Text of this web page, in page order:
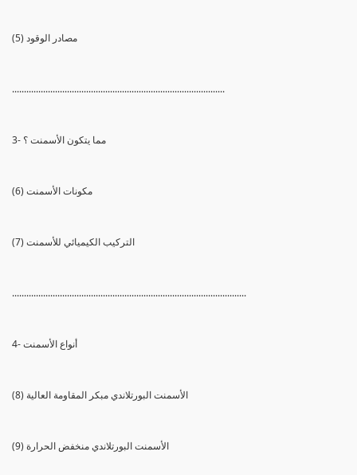
(5) مصادر الوقود
.........................................................................................
3- مما يتكون الأسمنت ؟
(6) مكونات الأسمنت
(7) التركيب الكيميائي للأسمنت
..................................................................................................
4- أنواع الأسمنت
(8) الأسمنت البورتلاندي مبكر المقاومة العالية
(9) الأسمنت البورتلاندي منخفض الحرارة